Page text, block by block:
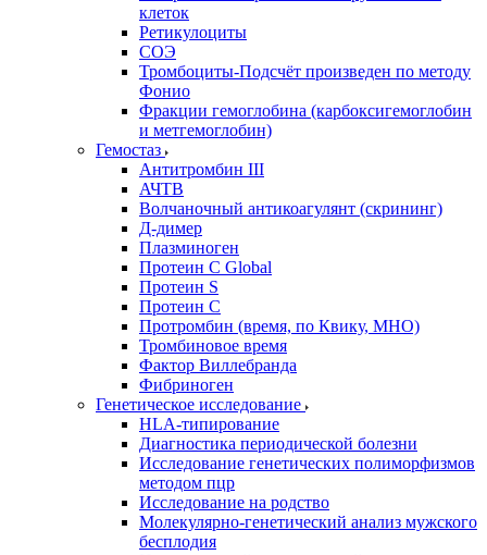
клеток
Ретикулоциты
СОЭ
Тромбоциты-Подсчёт произведен по методу
Фонио
Фракции гемоглобина (карбоксигемоглобин
и метгемоглобин)
Гемостаз
Антитромбин III
АЧТВ
Волчаночный антикоагулянт (скрининг)
Д-димер
Плазминоген
Протеин C Global
Протеин S
Протеин С
Протромбин (время, по Квику, МНО)
Тромбиновое время
Фактор Виллебранда
Фибриноген
Генетическое исследование
HLA-типирование
Диагностика периодической болезни
Исследование генетических полиморфизмов
методом пцр
Исследование на родство
Молекулярно-генетический анализ мужского
бесплодия